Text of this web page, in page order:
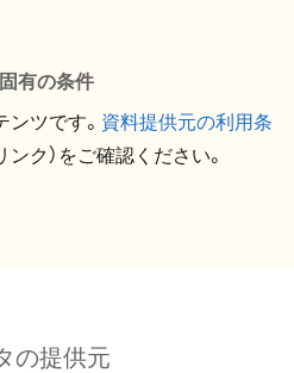
有の条件
ツです。 資料提供元の利用条
ンク）をご確認ください。
の提供元